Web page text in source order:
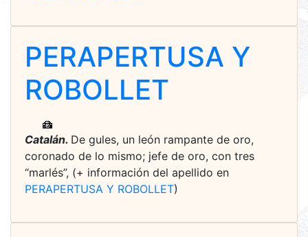
PERAPERTUSA Y
ROBOLLET
Catalán. De gules, un león rampante de oro,
coronado de lo mismo; jefe de oro, con tres
“marlés”, (+ información del apellido en
PERAPERTUSA Y ROBOLLET)